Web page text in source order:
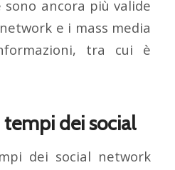
sono ancora più valide
e i mass media
tra cui è
dei social
dei social network